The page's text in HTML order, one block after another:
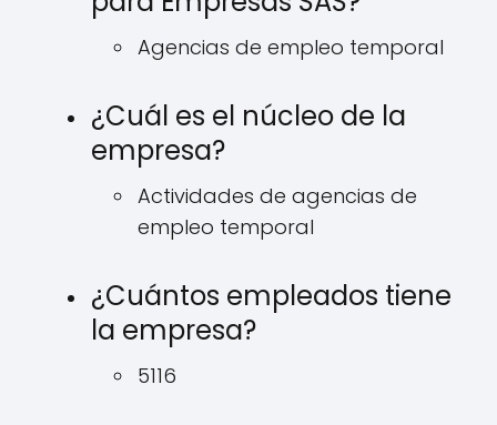
Agencias de empleo temporal
¿Cuál es el núcleo de la
empresa?
Actividades de agencias de
empleo temporal
¿Cuántos empleados tiene
la empresa?
5116